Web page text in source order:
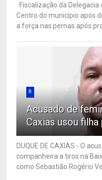
Fiscalização da
Centro do município após
a força nas pernas após
8
Acusado de
Caxias usou
DUQUE DE CAXIAS - O
companheira a tiros na
como Sebastião Rogério